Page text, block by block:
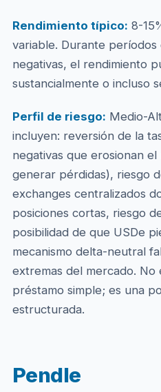
Rendimiento típico: 8-
variable. Durante períodos
negativas, el rendimiento
sustancialmente o incluso
Perfil de riesgo: Medio-
incluyen: reversión de la
negativas que erosionan
generar pérdidas), riesgo
exchanges centralizados
posiciones cortas, riesgo
posibilidad de que USDe
mecanismo delta-neutral
extremas del mercado.
préstamo simple; es una
estructurada.
Pendle